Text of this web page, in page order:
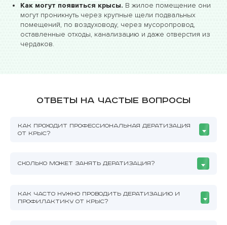
Как могут появиться крысы. В жилое помещение они
могут проникнуть через крупные щели подвальных
помещений, по воздуховоду, через мусоропровод,
оставленные отходы, канализацию и даже отверстия из
чердаков.
Ответы на частые вопросы
КАК ПРОХОДИТ ПРОФЕССИОНАЛЬНАЯ ДЕРАТИЗАЦИЯ
ОТ КРЫС?
СКОЛЬКО МОЖЕТ ЗАНЯТЬ ДЕРАТИЗАЦИЯ?
КАК ЧАСТО НУЖНО ПРОВОДИТЬ ДЕРАТИЗАЦИЮ И
ПРОФИЛАКТИКУ ОТ КРЫС?